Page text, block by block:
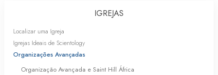
IGREJAS
Localizar uma Igreja
Igrejas Ideais de Scientology
Organizações Avançadas
Organização Avançada e Saint Hill África